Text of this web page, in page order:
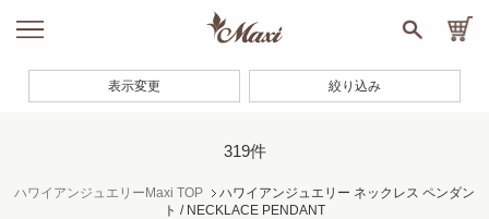
319件
ハワイアンジュエリーMaxi TOP
ハワイアンジュエリー ネックレス ペンダン
ト / NECKLACE PENDANT
表示変更 絞り込み